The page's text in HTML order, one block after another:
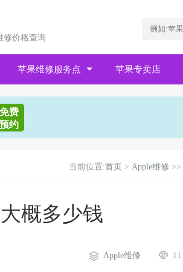
修价格查询
苹果维修服务点 苹果专卖店
免费
预约
当前位置:首页 > Apple维修 >>
概多少钱
11
Apple维修